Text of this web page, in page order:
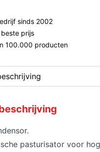
sinds 2002
prijs
100.000 producten
pasturisator voor